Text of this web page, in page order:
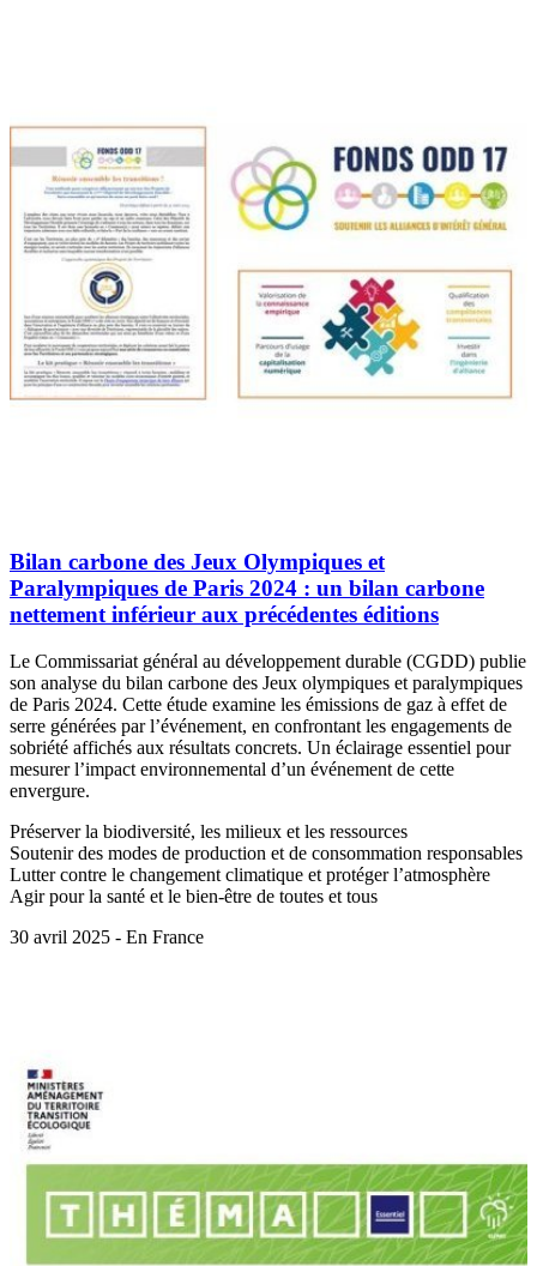
Bilan carbone des Jeux Olympiques et
Paralympiques de Paris 2024 : un bilan carbone
nettement inférieur aux précédentes éditions
Le Commissariat général au développement durable (CGDD) publie
son analyse du bilan carbone des Jeux olympiques et paralympiques
de Paris 2024. Cette étude examine les émissions de gaz à effet de
serre générées par l’événement, en confrontant les engagements de
sobriété affichés aux résultats concrets. Un éclairage essentiel pour
mesurer l’impact environnemental d’un événement de cette
envergure.
Préserver la biodiversité, les milieux et les ressources
Soutenir des modes de production et de consommation responsables
Lutter contre le changement climatique et protéger l’atmosphère
Agir pour la santé et le bien-être de toutes et tous
30 avril 2025 - En France